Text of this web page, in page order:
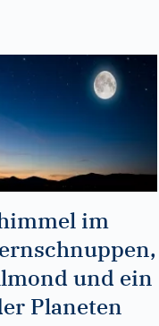
im
und ein
Planeten